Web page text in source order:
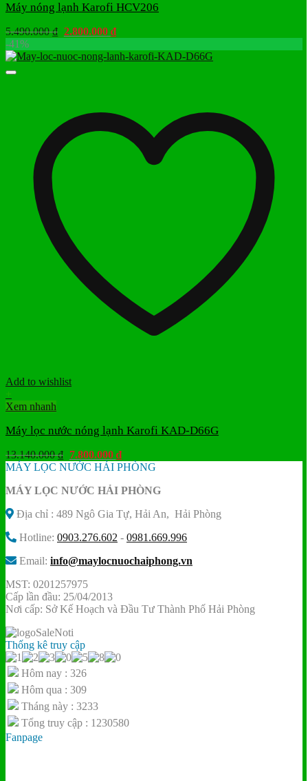
Máy nóng lạnh Karofi HCV206
5.490.000₫ Giá
là:
2.800.000 ₫Giá
tại
-41%
Add to wishlist
+
Xem nhanh
Máy lọc nước nóng lạnh Karofi KAD-D66G
13.140.000₫ Giá
gốc
13.140.000 ₫.
7.800.000 ₫Giá
hiện
là:
MÁY LỌC NƯỚC HẢI PHÒNG
MÁY LỌC NƯỚC HẢI PHÒNG
Địa chỉ : 489 Ngô Gia Tự, Hải An, Hải Phòng
Hotline: 0903.276.602 - 0981.669.996
Email: info@maylocnuochaiphong.vn
MST: 0201257975
Cấp lần đầu: 25/04/2013
Nơi cấp: Sở Kế Hoạch và Đầu Tư Thành Phố Hải Phòng
Thống kê truy cập
Hôm nay : 326
Hôm qua : 309
Tháng này : 3233
Tổng truy cập : 1230580
Fanpage